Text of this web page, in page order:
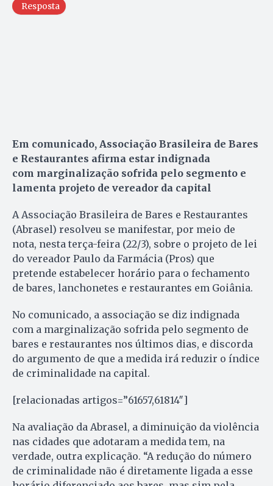
Resposta
Em comunicado, Associação Brasileira de Bares
e Restaurantes afirma estar indignada
com marginalização sofrida pelo segmento e
lamenta projeto de vereador da capital
A Associação Brasileira de Bares e Restaurantes
(Abrasel) resolveu se manifestar, por meio de
nota, nesta terça-feira (22/3), sobre o projeto de lei
do vereador Paulo da Farmácia (Pros) que
pretende estabelecer horário para o fechamento
de bares, lanchonetes e restaurantes em Goiânia.
No comunicado, a associação se diz indignada
com a marginalização sofrida pelo segmento de
bares e restaurantes nos últimos dias, e discorda
do argumento de que a medida irá reduzir o índice
de criminalidade na capital.
[relacionadas artigos=”61657,61814″]
Na avaliação da Abrasel, a diminuição da violência
nas cidades que adotaram a medida tem, na
verdade, outra explicação. “A redução do número
de criminalidade não é diretamente ligada a esse